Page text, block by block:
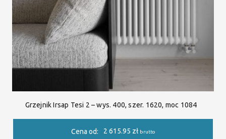
Grzejnik Irsap Tesi 2 – wys. 400, szer. 1620, moc 1084
Cena od: 2 615.95 zł brutto